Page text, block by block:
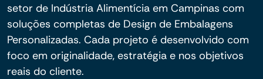
setor de Indústria Alimentícia em Campinas com
soluções completas de Design de Embalagens
Personalizadas. Cada projeto é desenvolvido com
foco em originalidade, estratégia e nos objetivos
reais do cliente.